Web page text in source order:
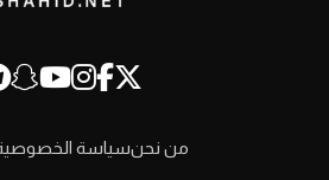
من نحنسياسة